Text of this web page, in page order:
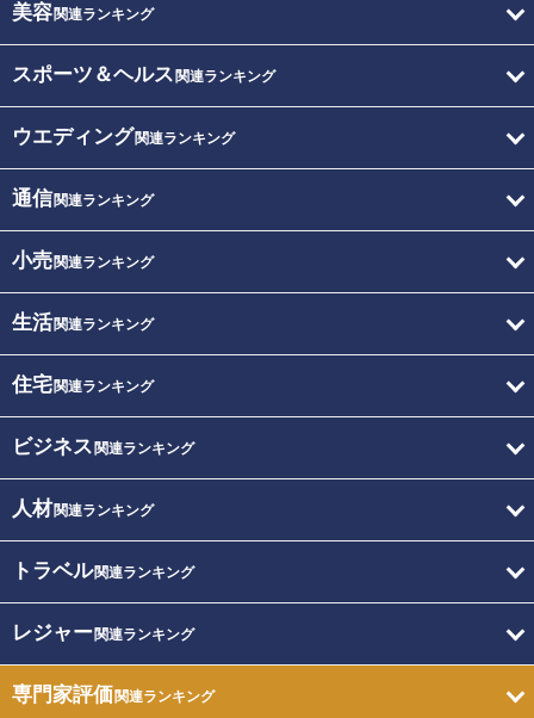
美容関連ランキング
スポーツ＆ヘルス 関連ランキング
ウエディング関連ランキング
通信関連ランキング
小売関連ランキング
生活関連ランキング
住宅関連ランキング
ビジネス 関連ランキング
人材関連ランキング
トラベル関連ランキング
レジャー関連ランキング
専門家評価関連ランキング